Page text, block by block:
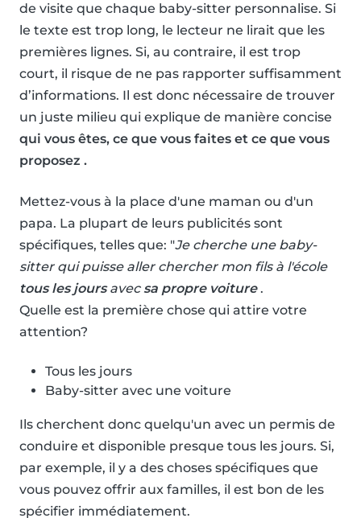
de visite que chaque baby-sitter personnalise. Si
le texte est trop long, le lecteur ne lirait que les
premières lignes. Si, au contraire, il est trop
court, il risque de ne pas rapporter suffisamment
d’informations. Il est donc nécessaire de trouver
un juste milieu qui explique de manière concise
qui vous êtes, ce que vous faites et ce que vous
proposez .
Mettez-vous à la place d'une maman ou d'un
papa. La plupart de leurs publicités sont
spécifiques, telles que: "Je cherche une baby-
sitter qui puisse aller chercher mon fils à l'école
tous les joursavecsa propre voiture.
Quelle est la première chose qui attire votre
attention?
Tous les jours
Baby-sitter avec une voiture
Ils cherchent donc quelqu'un avec un permis de
conduire et disponible presque tous les jours. Si,
par exemple, il y a des choses spécifiques que
vous pouvez offrir aux familles, il est bon de les
spécifier immédiatement.